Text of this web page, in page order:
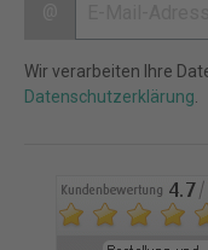
Wir verarbeiten Ihre
Datenschutzerklärung